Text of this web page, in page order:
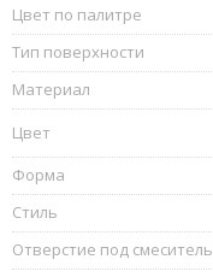
Цвет по палитре
Тип поверхности
Материал
Цвет
Форма
Стиль
Отверстие под смеситель